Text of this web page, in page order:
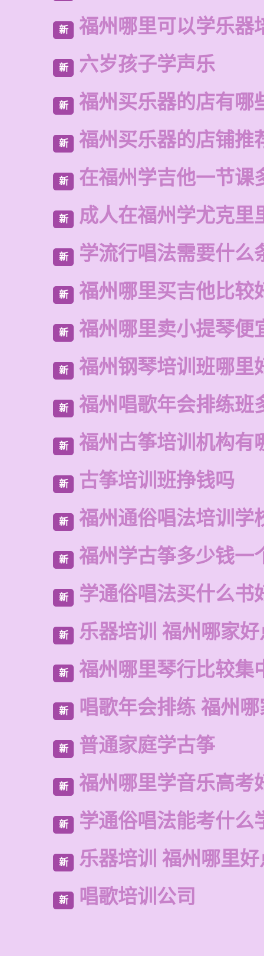
新 福州哪里可以学乐器
新 六岁孩子学声乐
新 福州买乐器的店有哪
新 福州买乐器的店铺推
新 在福州学吉他一节课
新 成人在福州学尤克里
新 学流行唱法需要什么
新 福州哪里买吉他比较
新 福州哪里卖小提琴便
新 福州钢琴培训班哪里
新 福州唱歌年会排练班
新 福州古筝培训机构有
新 古筝培训班挣钱吗
新 福州通俗唱法培训学
新 福州学古筝多少钱一
新 学通俗唱法买什么书
新 乐器培训 福州哪家
新 福州哪里琴行比较集
新 唱歌年会排练 福州
新 普通家庭学古筝
新 福州哪里学音乐高考
新 学通俗唱法能考什么
新 乐器培训 福州哪里
新 唱歌培训公司